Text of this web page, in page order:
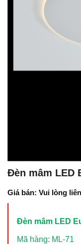
Đèn mâm LED
Giá bán: Vui lòng
Đèn mâm LED
Mã hàng: ML-71